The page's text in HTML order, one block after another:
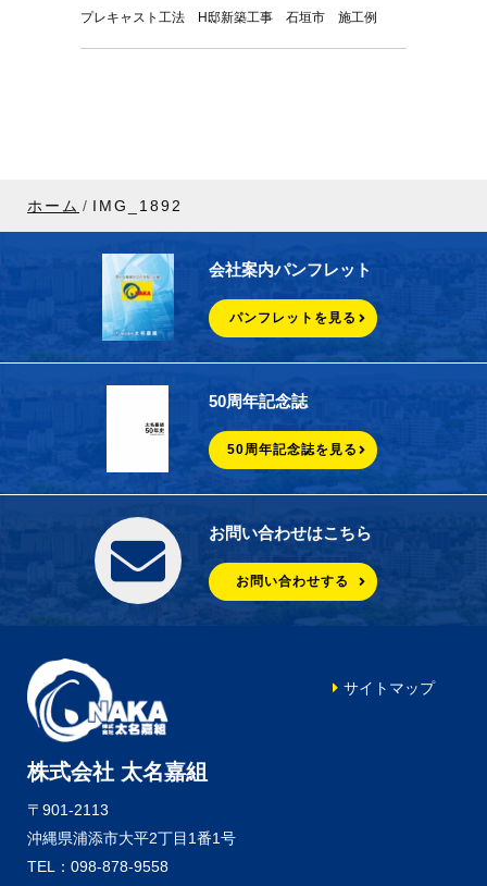
プレキャスト工法 H邸新築工事 石垣市 施工例
ホーム IMG_1892
会社案内パンフレット
パンフレットを見る
50周年記念誌
50周年記念誌を見る
お問い合わせはこちら
お問い合わせする
株式会社 太名嘉組
〒901-2113
沖縄県浦添市大平2丁目1番1号
TEL：098-878-9558
サイトマップ